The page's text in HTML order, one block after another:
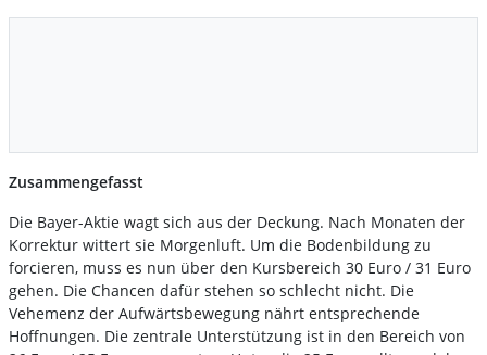
Zusammengefasst
Die Bayer-Aktie wagt sich aus der Deckung. Nach Monaten der
Korrektur wittert sie Morgenluft. Um die Bodenbildung zu
forcieren, muss es nun über den Kursbereich 30 Euro / 31 Euro
gehen. Die Chancen dafür stehen so schlecht nicht. Die
Vehemenz der Aufwärtsbewegung nährt entsprechende
Hoffnungen. Die zentrale Unterstützung ist in den Bereich von